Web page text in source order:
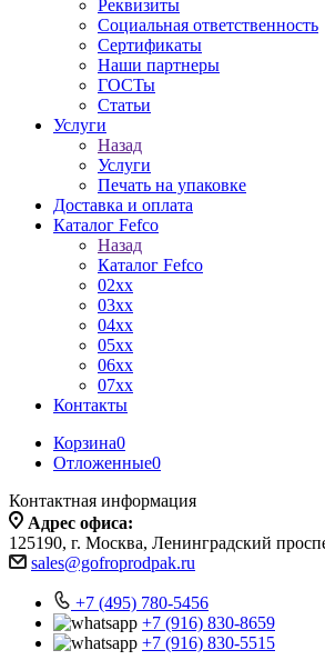
Реквизиты
Социальная ответственность
Сертификаты
Наши партнеры
ГОСТы
Статьи
Услуги
Назад
Услуги
Печать на упаковке
Доставка и оплата
Каталог Fefco
Назад
Каталог Fefco
02xx
03xx
04xx
05xx
06xx
07xx
Контакты
Корзина0
Отложенные0
Контактная информация
Адрес офиса:
125190, г. Москва, Ленинградский
sales@gofroprodpak.ru
+7 (495) 780-5456
+7 (916) 830-8659
+7 (916) 830-5515